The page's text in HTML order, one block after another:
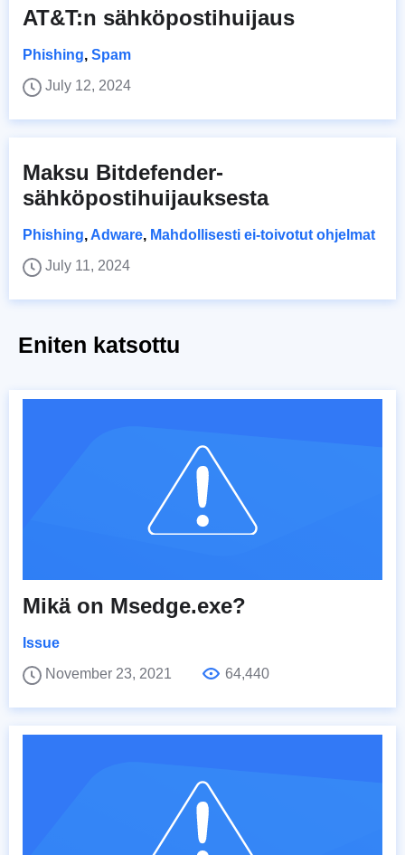
AT&T:n sähköpostihuijaus
Phishing, Spam
July 12, 2024
Maksu Bitdefender-
sähköpostihuijauksesta
Phishing, Adware, Mahdollisesti ei-toivotut ohjelmat
July 11, 2024
Eniten katsottu
Mikä on Msedge.exe?
Issue
November 23, 2021
64,440